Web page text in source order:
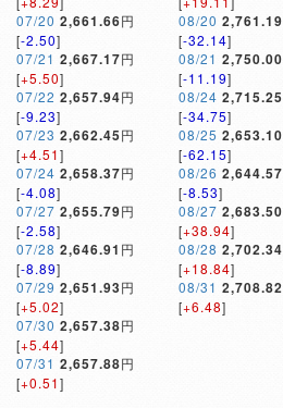
07/20 2,661.66円
[-2.50]
07/21 2,667.17円
[+5.50]
07/22 2,657.94円
[-9.23]
07/23 2,662.45円
[+4.51]
07/24 2,658.37円
[-4.08]
07/27 2,655.79円
[-2.58]
07/28 2,646.91 円
[-8.89]
07/29 2,651.93円
[+5.02]
07/30 2,657.38円
[+5.44]
07/31 2,657.88円
[+0.51]
08/20 2,761.19
[-32.14]
08/21 2,750.00
[-11.19]
08/24 2,715.25
[-34.75]
08/25 2,653.10
[-62.15]
08/26 2,644.57
[-8.53]
08/27 2,683.50
[+38.94]
08/28 2,702.34
[+18.84]
08/31 2,708.82
[+6.48]